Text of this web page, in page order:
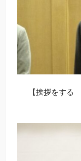
【挨拶をす